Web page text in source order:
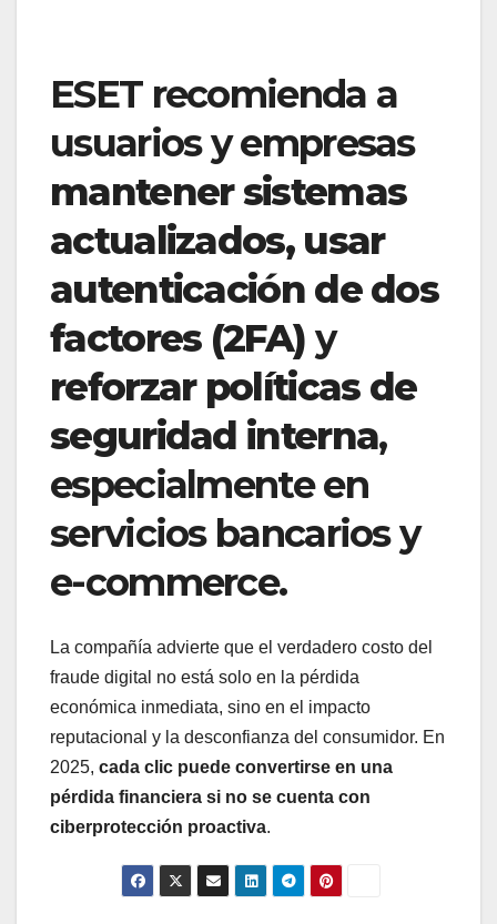
ESET recomienda a
usuarios y empresas
mantener sistemas
actualizados, usar
autenticación de dos
factores (2FA) y
reforzar políticas de
seguridad interna,
especialmente en
servicios bancarios y
e-commerce.
La compañía advierte que el verdadero costo del
fraude digital no está solo en la pérdida
económica inmediata, sino en el impacto
reputacional y la desconfianza del consumidor. En
2025, cada clic puede convertirse en una
pérdida financiera si no se cuenta con
ciberprotección proactiva.